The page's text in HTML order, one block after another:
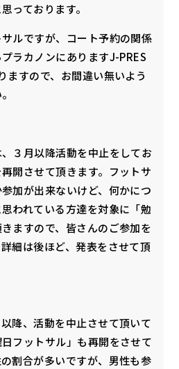
っております。
ルですが、コート予約の関係
ラカノンにありますJ-PRES
ますので、お間違い無いよう
３月以降活動を中止をしてお
開させて頂きます。フットサ
加が出来ないけど、何かにつ
われている方達を対象に「勉
ますので、皆さんのご参加を
細は後ほど、発表をさせて頂
降、活動を中止させて頂いて
フットサル」も再開をさせて
割合が多いですが、男性も参